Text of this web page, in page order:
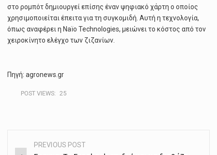
στο ρομπότ δημιουργεί επίσης έναν ψηφιακό χάρτη ο οποίος
χρησιμοποιείται έπειτα για τη συγκομιδή. Αυτή η τεχνολογία,
όπως αναφέρει η Naïo Technologies, μειώνει το κόστος από τον
χειροκίνητο ελέγχο των ζιζανίων.
Πηγή: agronews.gr
POST VIEWS: 25
PostPREVIOUS POST